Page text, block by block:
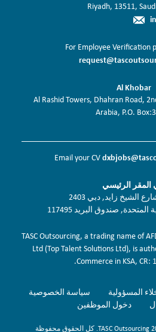
Riyadh, 13511,
For Employee Verification
Al Khobar
Al Rashid Towers, Dhahran Road,
Arabia, P.O.
Email your CV
المقر الرئيسي
الشيخ زايد, دبي 2403
صندوق البريد 117495
TASC Outsourcing, a trading name of
Ltd (Top Talent Solutions Ltd), is
Commerce in KSA, CR:
المسؤولية
سياسة الخصوصية
دخول الموظفين